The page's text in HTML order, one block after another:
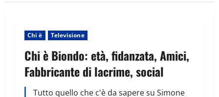
Chi è Televisione
Chi è Biondo: età, fidanzata, Amici,
Fabbricante di lacrime, social
Tutto quello che c'è da sapere su Simone